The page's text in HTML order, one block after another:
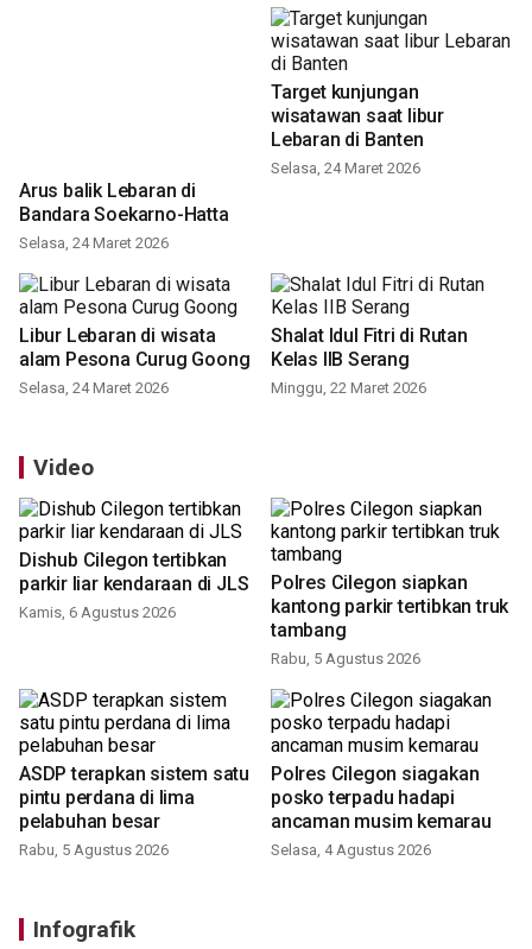
Arus balik Lebaran di
Bandara Soekarno-Hatta
Selasa, 24 Maret 2026
Libur Lebaran di wisata
alam Pesona Curug Goong
Selasa, 24 Maret 2026
Kelas IIB Serang
Minggu, 22 Maret 2026
Video
Dishub Cilegon tertibkan
parkir liar kendaraan di JLS
Polres Cilegon siapkan
kantong parkir tertibkan truk